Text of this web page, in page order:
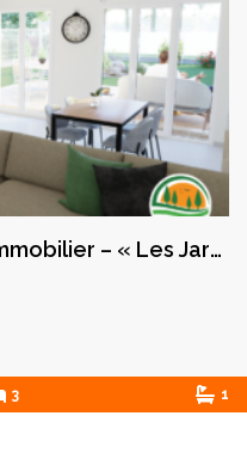
🏡 Nouveau Programme Immobilier – « Les Jardins de l’Aube » à Montbrison
3 1